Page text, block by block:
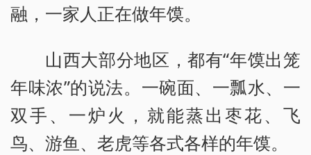
融，一家人正在做年馍。
山西大部分地区，都有“年馍出笼
年味浓”的说法。一碗面、一瓢水、一
双手、一炉火，就能蒸出枣花、飞
鸟、游鱼、老虎等各式各样的年馍。